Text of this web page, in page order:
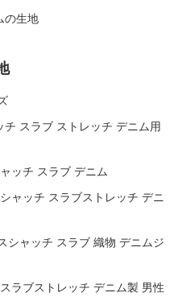
の生地
スラブ ストレッチ デニム用
ッチ スラブ デニム
ャッチ スラブストレッチ デニ
シャッチ スラブ 織物 デニムジ
ラブストレッチ デニム製 男性